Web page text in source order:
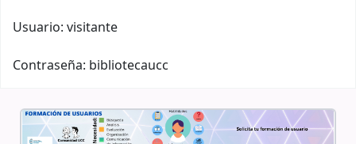
Usuario: visitante
Contraseña: bibliotecaucc